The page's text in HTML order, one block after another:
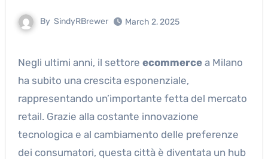
By SindyRBrewer March 2, 2025
Negli ultimi anni, il settore ecommercea Milano
ha subito una crescita esponenziale,
rappresentando un’importante fetta del mercato
retail. Grazie alla costante innovazione
tecnologica e al cambiamento delle preferenze
dei consumatori, questa città è diventata un hub